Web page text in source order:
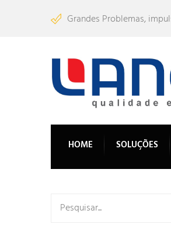
Grandes Problemas,
HOME SOLUÇÕES